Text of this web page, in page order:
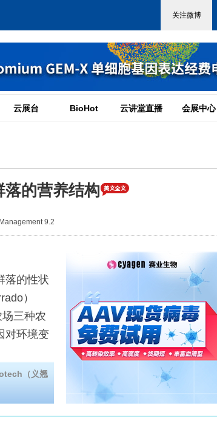
云展台 BioHot 云讲堂直播 会展中心
的营养结构
9.2
的性状
）
三种农
对环境变
（义翘